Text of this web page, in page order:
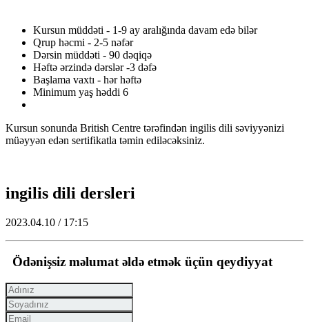
Kursun müddəti - 1-9 ay aralığında davam edə bilər
Qrup həcmi - 2-5 nəfər
Dərsin müddəti - 90 dəqiqə
Həftə ərzində dərslər -3 dəfə
Başlama vaxtı - hər həftə
Minimum yaş həddi 6
Kursun sonunda British Centre tərəfindən ingilis dili səviyyənizi
müəyyən edən sertifikatla təmin ediləcəksiniz.
ingilis dili dersleri
2023.04.10 / 17:15
Ödənişsiz məlumat əldə etmək üçün qeydiyyat